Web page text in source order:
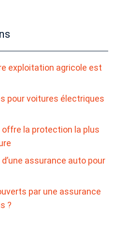
exploitation agricole est
pour voitures électriques
offre la protection la plus
assurance auto pour
par une assurance
?